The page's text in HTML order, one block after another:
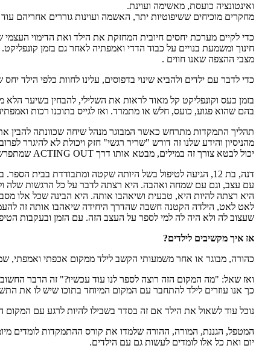
ואינטונציה כועסת, מאשימה ועוינת.
מחקרים מוכיחים ששיפוטיות יתר, האשמה ועוינות גוררים אחריהם
כדי לקיים מערכת יחסים חיובית המחזקת את הילד ואת הדימוי
חינוך ומשמעת בנויים על כבוד הדדי ואמפתיה לאחר גם בזמן
מצבי ההצפה שאנו חווים .
כדי לדבר עם ילדים ולהביא שינוי בדפוסים, עלינו לחוות כלפי הילד
בזמן כעס וקונפליקט קל מאוד לראות את השלילי, להבחין בשיער
בהם שהוא פגוע, כועס, חלש או מתמרד. ואז לגייס בתוכנו רכות
תהליך התמקדות מתרחש כאשר המבוגר מנהל שיחה שכוונתה להבין
מהניסיון והידע שלנו זה דורש "שריר רגשי" חזק ויכולת לא להיגרר
יכול לבטא צורך זה במילים, מבטא אותו דרך ACTING OUT שמתפרש כחוצפה, התנגדות או חוסר משמעת.
דנה, בת 12, הגיעה לטיפול בשל היותה שקטה ומתבודדת
עם עצב, וגם עם שמחה ואהבה. היא רצתה לדבר על כל הרגשות שלה
היא רצתה להיות היא, טבעית ושיאהבו אותה. היא הבינה שכל אלו
לאט לאט, הילדה הקטנה חשבה שהדרך היחידה שיאהבו אותה זה
שעצוב לה ולא היה לה למי לספר על העצב הזה. עם הזמן ובעקבות
אז איך מקשיבים לילדים?
כהורה, מבוגר או אחר משמעותי הקשב לילד ממקום אכפתי ואמפתי,
ואז שאל: "מה המקום הזה רוצה לספר לנו עוד עכשיו?" זה הדבר החשוב
כך אנו עוזרים לילד להתחבר עם המקום המיוחד בתוכו שיש לו את
נוכל עוד לשאול את הילד אם זה בסדר בשבילו להיות לרגע עם המקום
המטפל, הגננת, המורה, ההורה שלמדו את קורס ההתמקדות לומדים
יום ואת כל אלו לומדים לעשות גם עם הילדים.